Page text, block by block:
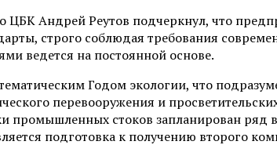
Андрей Реутов подчеркнул, что
строго соблюдая требования
ведется на постоянной основе.
Годом экологии, что
перевооружения и
промышленных стоков запланирован ряд
подготовка к получению второго